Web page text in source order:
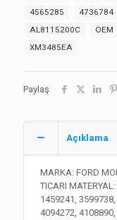
4565285
4736784
AL8115200C
OEM
XM3485EA
Paylaş
Açıklama
MARKA: FORD
TICARI
1459241,
4094272,